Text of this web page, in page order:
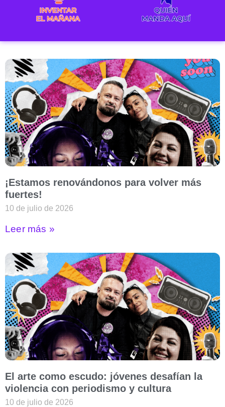
¡Estamos renovándonos para volver más
fuertes!
10 de julio de 2026
Leer más »
El arte como escudo: jóvenes desafían la
violencia con periodismo y cultura
10 de julio de 2026